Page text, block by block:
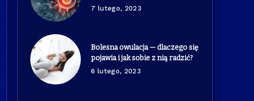
7 lutego, 2023
Bolesna owulacja — dlaczego się
pojawia i jak sobie z nią radzić?
6 lutego, 2023